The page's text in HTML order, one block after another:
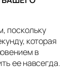
поскольку
которая
в
ее навсегда.